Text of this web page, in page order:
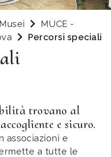
MUCE -
Percorsi speciali
trovano al
e sicuro.
associazioni e
a tutte le